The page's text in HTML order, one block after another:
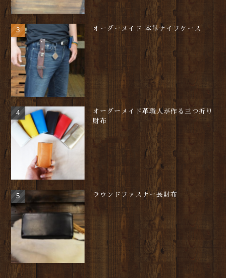
オーダーメイド 本革ナイフケース
オーダーメイド革職人が作る三つ折り
財布
ラウンドファスナー長財布